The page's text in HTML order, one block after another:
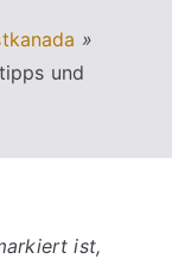
»
und
ist,